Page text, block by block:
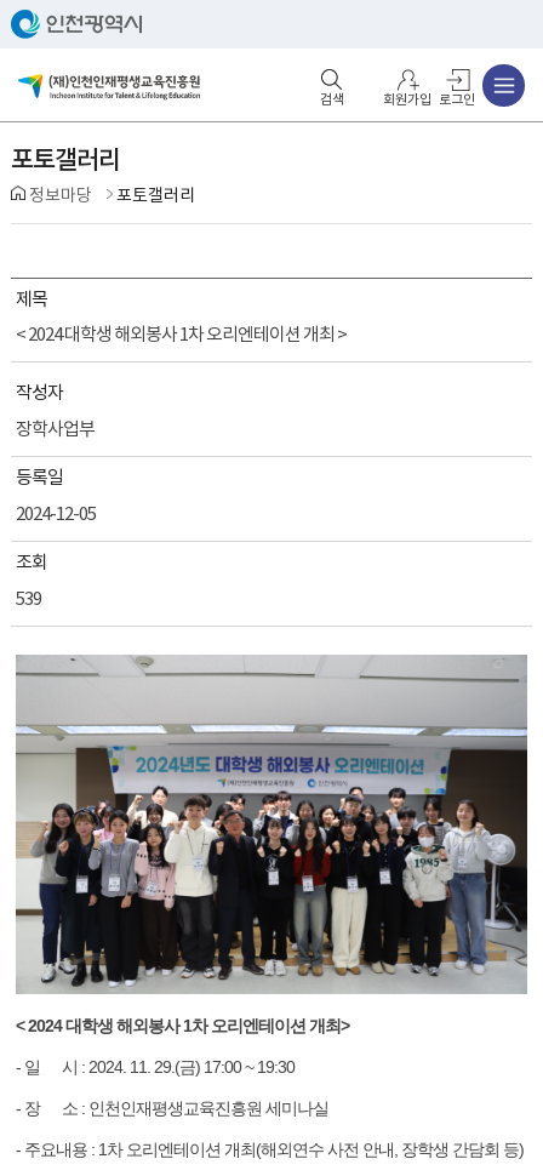
회원가입 로그인
포토갤러리
정보마당 포토갤러리
제목
< 2024 대학생 해외봉사 1차 오리엔테이션 개최 >
작성자
장학사업부
등록일
2024-12-05
조회
539
< 2024 대학생 해외봉사 1차 오리엔테이션 개최>
- 일 시 : 2024. 11. 29.(금) 17:00 ~ 19:30
- 장 소 : 인천인재평생교육진흥원 세미나실
- 주요내용 : 1차 오리엔테이션 개최(해외연수 사전 안내, 장학생 간담회 등)